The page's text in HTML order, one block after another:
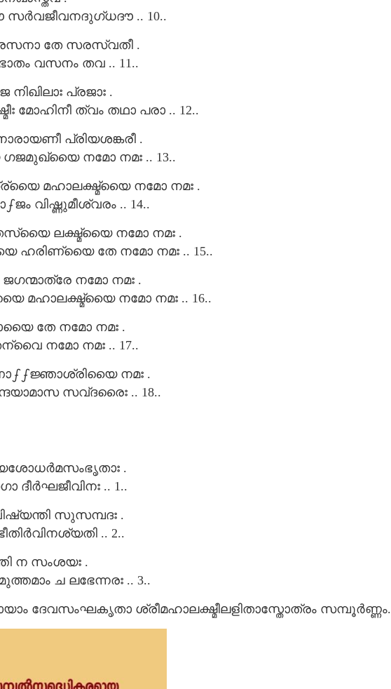
.. 10..
തേ സരസ്വതീ .
വസനം തവ .. 11..
പ്രജാഃ .
മോഹിനീ ത്വം തഥാ പരാ .. 12..
പ്രിയശങ്കരീ .
നമോ നമഃ .. 13..
മഹാലക്ഷ്മ്യൈ നമോ നമഃ .
വിഷ്ണുമീശ്വരം .. 14..
ലക്ഷ്മ്യൈ നമോ നമഃ .
തേ നമോ നമഃ .. 15..
നമോ നമഃ .
നമോ നമഃ .. 16..
തേ നമോ നമഃ .
നമോ നമഃ .. 17..
നമഃ .
സവ്ദരൈഃ .. 18..
.
ദീർഘജീവിനഃ .. 1..
സുസമ്പദഃ .
.. 2..
ന സംശയഃ .
ച ലഭേന്നരഃ .. 3..
ദേവസംഘകൃതാ ശ്രീമഹാലക്ഷ്മീലളിതാസ്തോത്രം സമ്പൂർണ്ണം.